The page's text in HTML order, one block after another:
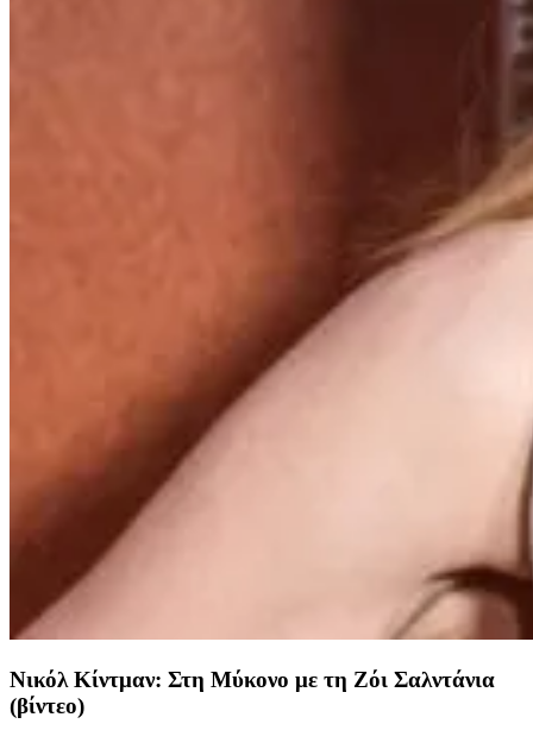
Νικόλ Κίντμαν: Στη Μύκονο με τη Ζόι Σαλντάνια
(βίντεο)